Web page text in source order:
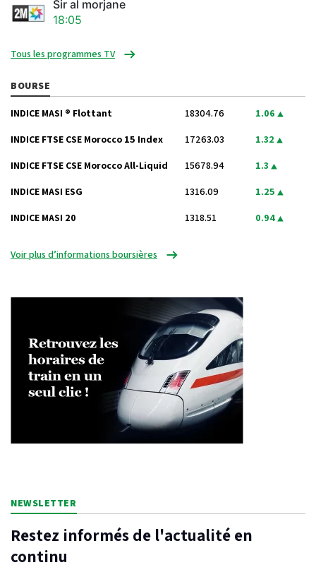
Sir al morjane
18:05
Tous les programmes TV
BOURSE
INDICE MASI ® Flottant 18304.76 1.06
INDICE FTSE CSE Morocco 15 Index 17263.03 1.32
INDICE FTSE CSE Morocco All-Liquid 15678.94 1.3
INDICE MASI ESG 1316.09 1.25
INDICE MASI 20 1318.51 0.94
Voir plus d’informations boursières
NEWSLETTER
Restez informés de l'actualité en
continu